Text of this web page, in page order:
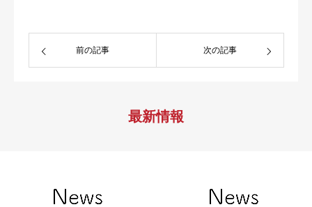
前の記事 次の記事
最新情報